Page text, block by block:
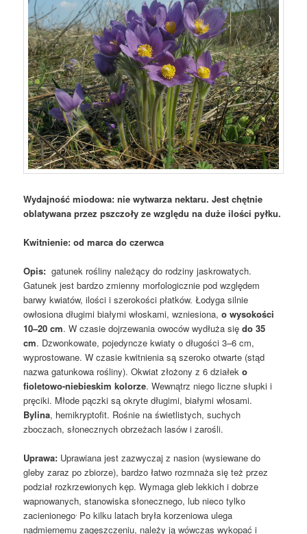
Wydajność miodowa: nie wytwarza nektaru. Jest chętnie
oblatywana przez pszczoły ze względu na duże ilości pyłku.
Kwitnienie: od marca do czerwca
Opis: gatunek rośliny należący do rodziny jaskrowatych.
Gatunek jest bardzo zmienny morfologicznie pod względem
barwy kwiatów, ilości i szerokości płatków. Łodyga silnie
owłosiona długimi białymi włoskami, wzniesiona,o wysokości
10–20 cm. W czasie dojrzewania owoców wydłuża siędo 35
cm. Dzwonkowate, pojedyncze kwiaty o długości 3–6 cm,
wyprostowane. W czasie kwitnienia są szeroko otwarte (stąd
nazwa gatunkowa rośliny). Okwiat złożony z 6 działeko
fioletowo-niebieskim kolorze. Wewnątrz niego liczne słupki i
pręciki. Młode pączki są okryte długimi, białymi włosami.
Bylina, hemikryptofit. Rośnie na świetlistych, suchych
zboczach, słonecznych obrzeżach lasów i zarośli.
Uprawa: Uprawiana jest zazwyczaj z nasion (wysiewane do
gleby zaraz po zbiorze), bardzo łatwo rozmnaża się też przez
podział rozkrzewionych kęp. Wymaga gleb lekkich i dobrze
wapnowanych, stanowiska słonecznego, lub nieco tylko
zacienionego Po kilku latach bryła korzeniowa ulega
nadmiernemu zagęszczeniu, należy ją wówczas wykopać i